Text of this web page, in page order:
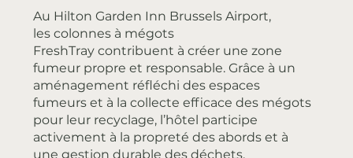
Au Hilton Garden Inn Brussels Airport,
les colonnes à mégots
FreshTray contribuent à créer une zone
fumeur propre et responsable. Grâce à un
aménagement réfléchi des espaces
fumeurs et à la collecte efficace des mégots
pour leur recyclage, l’hôtel participe
activement à la propreté des abords et à
une gestion durable des déchets.